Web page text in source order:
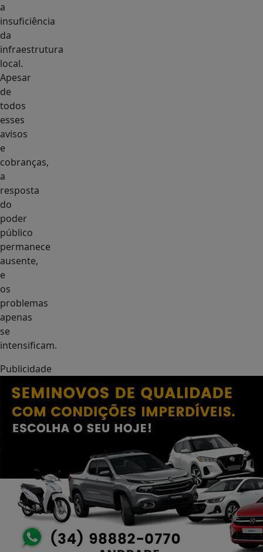
a
insuficiência
da
infraestrutura
local.
Apesar
de
todos
esses
avisos
e
cobranças,
a
resposta
do
poder
público
permanece
ausente,
e
os
problemas
apenas
se
intensificam.
Publicidade